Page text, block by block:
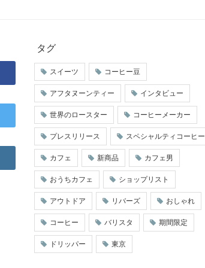
タグ
スイーツ コーヒー豆
アフタヌーンティー インタビュー
世界のロースター コーヒーメーカー
プレスリリース スペシャルティコーヒー
カフェ 新商品 カフェ男
おうちカフェ ショップリスト
アウトドア リバーズ おしゃれ
コーヒー バリスタ 期間限定
ドリッパー 東京